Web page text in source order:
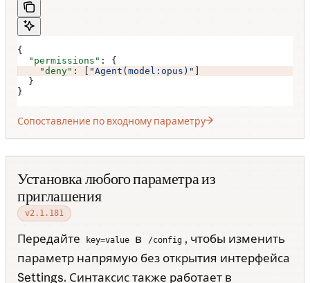
{
  "permissions"
: {
    "deny"
: [ "Agent(model:opus)" ]
  }
}
Сопоставление по входному параметру
Установка любого параметра из
приглашения
v2.1.181
Передайте key=value в /config , чтобы изменить
параметр напрямую без открытия интерфейса
Settings. Синтаксис также работает в